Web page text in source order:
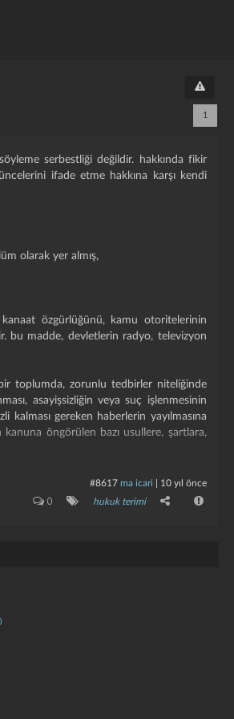
1
serbestliği değildir. hakkında fikir
ifade etme hakkına karşı kendi
olarak yer almış,
özgürlüğünü, kamu otoritelerinin
bu madde, devletlerin radyo, televizyon
toplumda, zorunlu tedbirler niteliğinde
asayişsizliğin veya suç işlenmesinin
kalması gereken haberlerin yayılmasına
kanuna öngörülen bazı usullere, şartlara,
her türlü bilgi ve düşünceyi arama,
#8617 ma icari 10 yıl önce
0 hukuk terimi